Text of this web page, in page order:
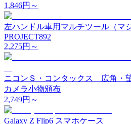
1,846円～
左ハンドル車用マルチツール（マ
PROJECT892
2,275円～
ニコンＳ・コンタックス 広角・
カメラ小物頒布
2,749円～
Galaxy Z Flip6 スマホケース